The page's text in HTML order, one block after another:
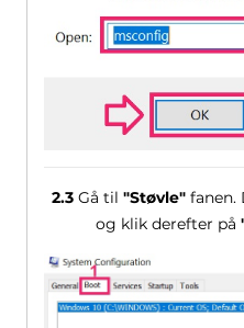
2.3 Gå til"Støvle"
og klik derefter på